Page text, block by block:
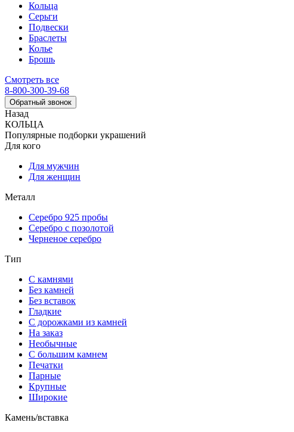
Кольца
Серьги
Подвески
Браслеты
Колье
Брошь
Смотреть все
8-800-300-39-68
Обратный звонок
Назад
КОЛЬЦА
Популярные подборки украшений
Для кого
Для мужчин
Для женщин
Металл
Серебро 925 пробы
Серебро с позолотой
Черненое серебро
Тип
С камнями
Без камней
Без вставок
Гладкие
С дорожками из камней
На заказ
Необычные
С большим камнем
Печатки
Парные
Крупные
Широкие
Камень/вставка